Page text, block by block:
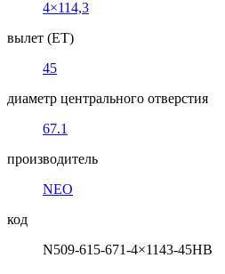
4×114,3
вылет (ET)
45
диаметр центрального отверстия
67.1
производитель
NEO
код
N509-615-671-4×1143-45HB